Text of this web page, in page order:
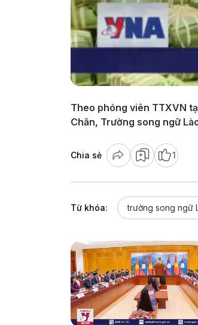
Theo phóng viên TTXVN
Chăn, Trường song ngữ
Chia sẻ 1
Từ khóa: trường song ngữ